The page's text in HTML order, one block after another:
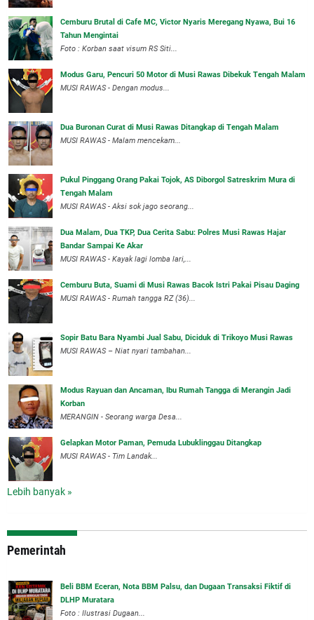
Cemburu Brutal di Cafe MC, Victor Nyaris Meregang Nyawa, Bui 16
Tahun Mengintai
Foto : Korban saat visum RS Siti...
Modus Garu, Pencuri 50 Motor di Musi Rawas Dibekuk Tengah Malam
MUSI RAWAS - Dengan modus...
Dua Buronan Curat di Musi Rawas Ditangkap di Tengah Malam
MUSI RAWAS - Malam mencekam...
Pukul Pinggang Orang Pakai Tojok, AS Diborgol Satreskrim Mura di
Tengah Malam
MUSI RAWAS - Aksi sok jago seorang...
Dua Malam, Dua TKP, Dua Cerita Sabu: Polres Musi Rawas Hajar
Bandar Sampai Ke Akar
MUSI RAWAS - Kayak lagi lomba lari,...
Cemburu Buta, Suami di Musi Rawas Bacok Istri Pakai Pisau Daging
MUSI RAWAS - Rumah tangga RZ (36)...
Sopir Batu Bara Nyambi Jual Sabu, Diciduk di Trikoyo Musi Rawas
MUSI RAWAS – Niat nyari tambahan...
Modus Rayuan dan Ancaman, Ibu Rumah Tangga di Merangin Jadi
Korban
MERANGIN - Seorang warga Desa...
Gelapkan Motor Paman, Pemuda Lubuklinggau Ditangkap
MUSI RAWAS - Tim Landak...
Lebih banyak »
Pemerintah
‎Beli BBM Eceran, Nota BBM Palsu, dan Dugaan Transaksi Fiktif di
DLHP Muratara
Foto : Ilustrasi Dugaan...